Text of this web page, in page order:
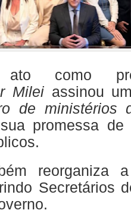
como
Mileiassinou
de ministérios
promessa de
reorganiza
Secretários